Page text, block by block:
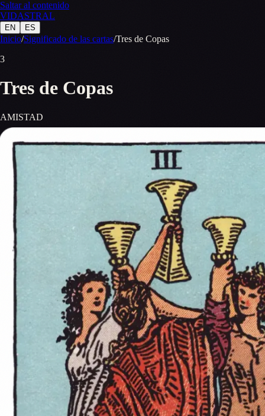
Saltar al contenido
VIDASTRAL
EN ES
Inicio/Significado de las cartas/Tres de Copas
3
Tres de Copas
AMISTAD